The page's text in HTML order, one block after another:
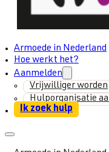
Armoede in Nederland
Hoe werkt het?
Aanmelden
Vrijwilliger worden
Hulporganisatie
Ik zoek hulp